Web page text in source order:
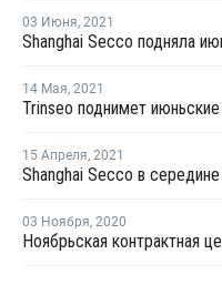
03 Июня, 2021
14 Мая, 2021
15 Апреля, 2021
03 Ноября, 2020